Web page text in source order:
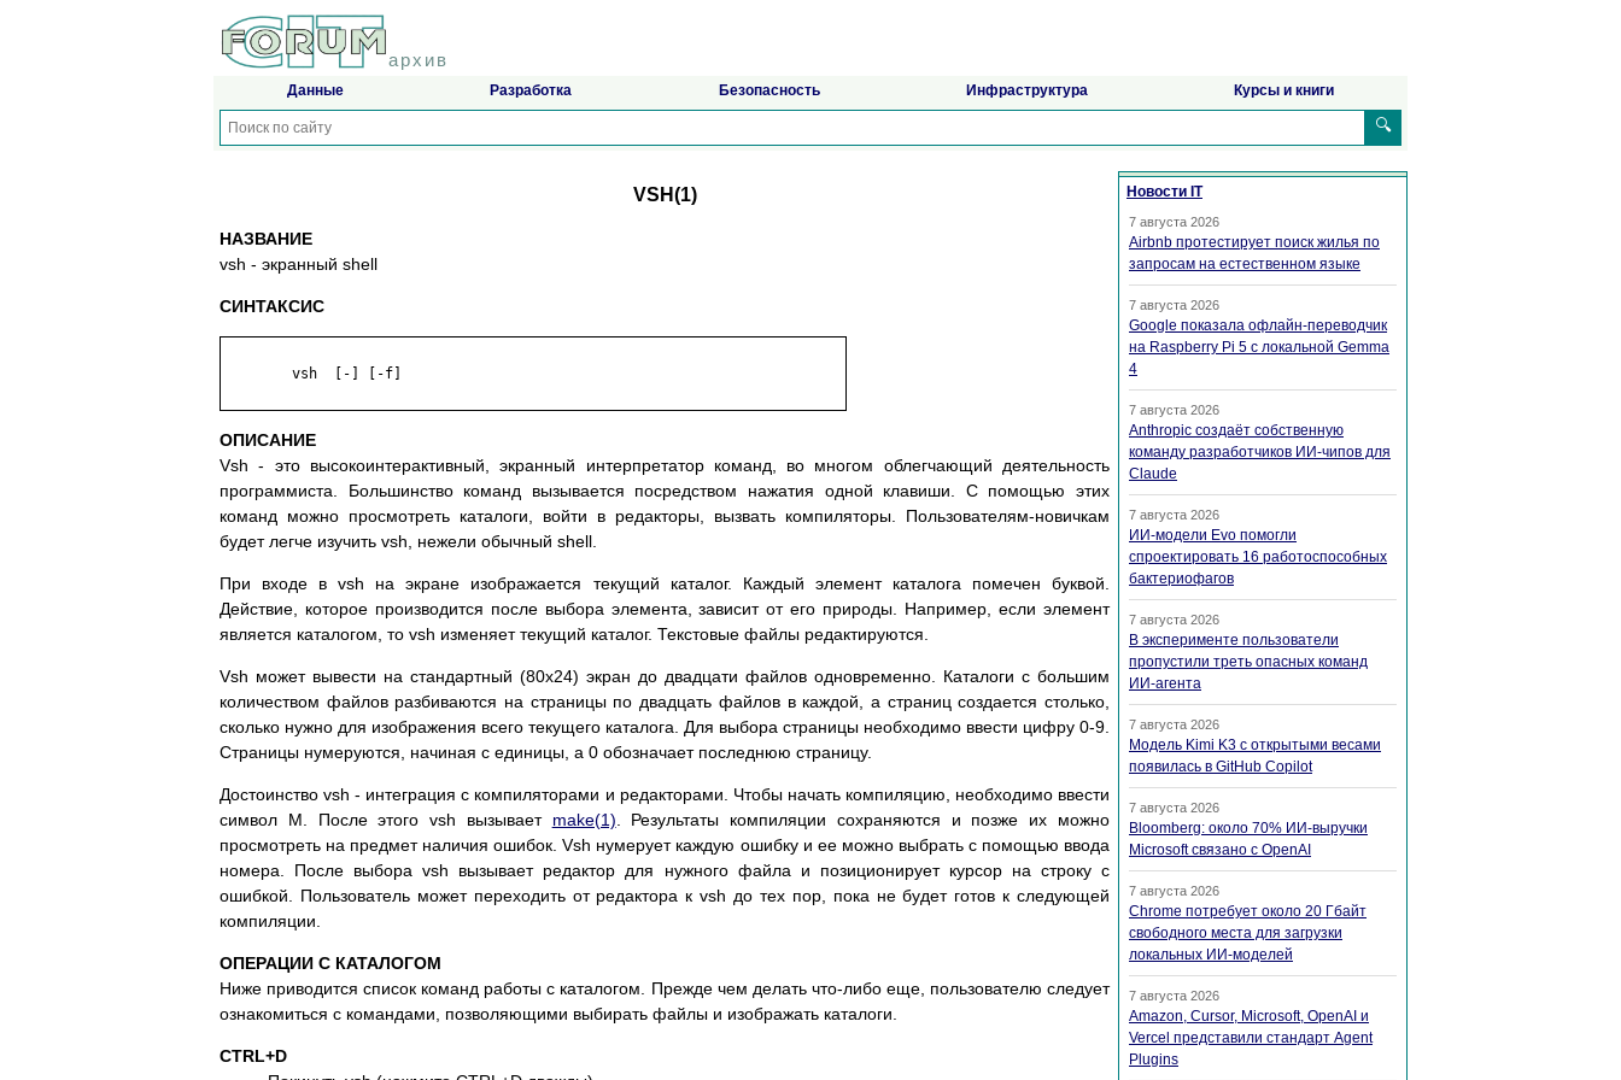
архив
Данные Разработка Безопасность Инфраструктура Курсы и книги
🔍
VSH(1)
НАЗВАНИЕ
vsh - экранный shell
СИНТАКСИС
ОПИСАНИЕ
Vsh - это высокоинтерактивный, экранный интерпретатор команд, во многом облегчающий деятельность
программиста. Большинство команд вызывается посредством нажатия одной клавиши. С помощью этих
команд можно просмотреть каталоги, войти в редакторы, вызвать компиляторы. Пользователям-новичкам
будет легче изучить vsh, нежели обычный shell.
При входе в vsh на экране изображается текущий каталог. Каждый элемент каталога помечен буквой.
Действие, которое производится после выбора элемента, зависит от его природы. Например, если элемент
является каталогом, то vsh изменяет текущий каталог. Текстовые файлы редактируются.
Vsh может вывести на стандартный (80x24) экран до двадцати файлов одновременно. Каталоги с большим
количеством файлов разбиваются на страницы по двадцать файлов в каждой, а страниц создается столько,
сколько нужно для изображения всего текущего каталога. Для выбора страницы необходимо ввести цифру 0-9.
Страницы нумеруются, начиная с единицы, а 0 обозначает последнюю страницу.
Достоинство vsh - интеграция с компиляторами и редакторами. Чтобы начать компиляцию, необходимо ввести
символ М. После этого vsh вызывает make(1) . Результаты компиляции сохраняются и позже их можно
просмотреть на предмет наличия ошибок. Vsh нумерует каждую ошибку и ее можно выбрать с помощью ввода
номера. После выбора vsh вызывает редактор для нужного файла и позиционирует курсор на строку с
ошибкой. Пользователь может переходить от редактора к vsh до тех пор, пока не будет готов к следующей
компиляции.
ОПЕРАЦИИ С КАТАЛОГОМ
Ниже приводится список команд работы с каталогом. Прежде чем делать что-либо еще, пользователю следует
ознакомиться с командами, позволяющими выбирать файлы и изображать каталоги.
CTRL+D
Новости IT
7 августа 2026
Airbnb протестирует поиск жилья по
запросам на естественном языке
7 августа 2026
Google показала офлайн-переводчик
на Raspberry Pi 5 с локальной Gemma
4
7 августа 2026
Anthropic создаёт собственную
команду разработчиков ИИ-чипов для
Claude
7 августа 2026
ИИ-модели Evo помогли
спроектировать 16 работоспособных
бактериофагов
7 августа 2026
В эксперименте пользователи
пропустили треть опасных команд
ИИ-агента
7 августа 2026
Модель Kimi K3 с открытыми весами
появилась в GitHub Copilot
7 августа 2026
Bloomberg: около 70% ИИ-выручки
Microsoft связано с OpenAI
7 августа 2026
Chrome потребует около 20 Гбайт
свободного места для загрузки
локальных ИИ-моделей
7 августа 2026
Amazon, Cursor, Microsoft, OpenAI и
Vercel представили стандарт Agent
Plugins